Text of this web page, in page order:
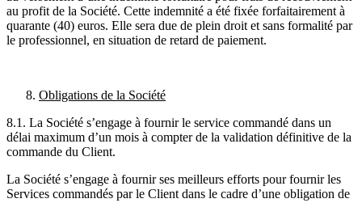
au profit de la Société. Cette indemnité a été fixée forfaitairement à
quarante (40) euros. Elle sera due de plein droit et sans formalité par
le professionnel, en situation de retard de paiement.
Obligations de la Société
8.1. La Société s’engage à fournir le service commandé dans un
délai maximum d’un mois à compter de la validation définitive de la
commande du Client.
La Société s’engage à fournir ses meilleurs efforts pour fournir les
Services commandés par le Client dans le cadre d’une obligation de